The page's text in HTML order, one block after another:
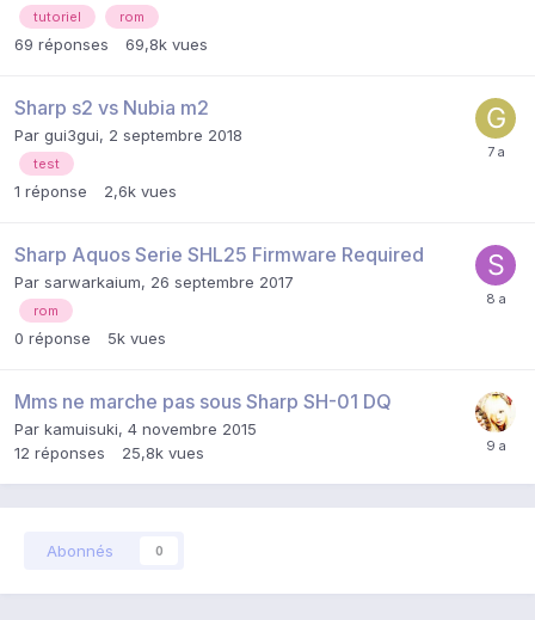
tutoriel rom
69 réponses 69,8k vues
Sharp s2 vs Nubia m2
Par gui3gui, 2 septembre 2018
test
1 réponse 2,6k vues
Sharp Aquos Serie SHL25 Firmware Required
Par sarwarkaium, 26 septembre 2017
rom
0 réponse 5k vues
Mms ne marche pas sous Sharp SH-01 DQ
Par kamuisuki, 4 novembre 2015
12 réponses 25,8k vues
Abonnés 0